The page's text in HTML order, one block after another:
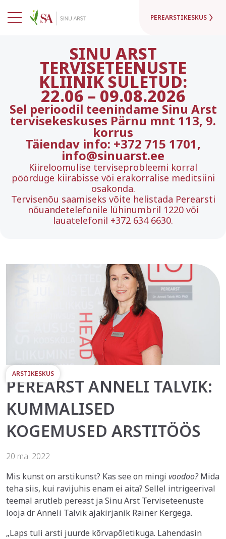
PEREARSTIKESKUS
SINU ARST
TERVISETEENUSTE
KLIINIK SULETUD:
22.06 – 09.08.2026
Sel perioodil teenindame Sinu Arst
tervisekeskuses Pärnu mnt 113, 9.
korrus
Täiendav info: +372 715 1701,
info@sinuarst.ee
Kiireloomulise terviseprobleemi korral
pöörduge kiirabisse või erakorralise meditsiini
osakonda.
Tervisenõu saamiseks võite helistada Perearsti
nõuandetelefonile lühinumbril 1220 või
lauatelefonil +372 634 6630.
ARSTIKESKUS
PEREARST ANNELI TALVIK:
KUMMALISED
KOGEMUSED ARSTITÖÖS
20 mai 2022
Mis kunst on arstikunst? Kas see on mingi voodoo?Mida
teha siis, kui ravijuhis enam ei aita? Sellel intrigeerival
teemal arutleb pereast ja Sinu Arst Terviseteenuste
looja dr Anneli Talvik ajakirjanik Rainer Kergega.
„Laps tuli arsti juurde kõrvapõletikuga. Lahendasin